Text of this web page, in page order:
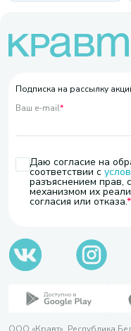
Подписка на рассылку
Ваш e-mail*
Даю согласие на
соответствии с
разъяснением прав,
механизмом их
согласия или отказа.